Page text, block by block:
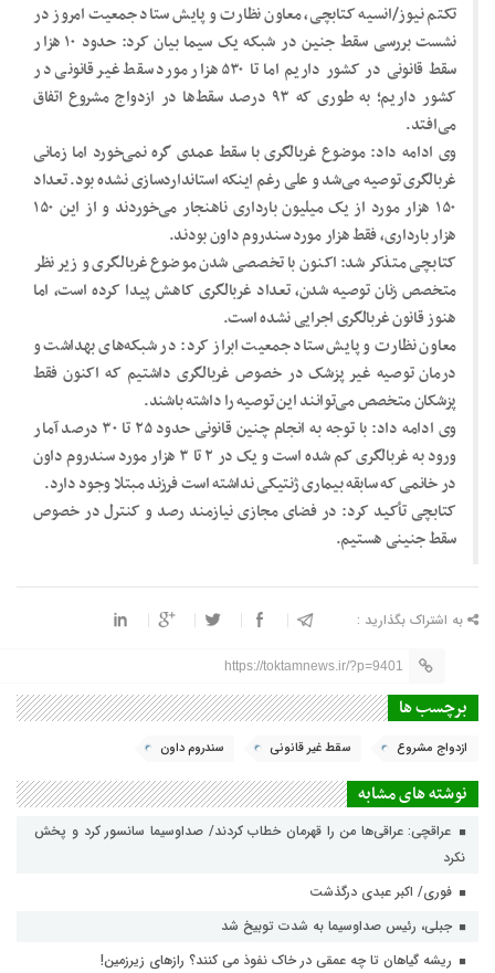
تکتم نیوز/انسیه کتابچی، معاون نظارت و پایش ستاد جمعیت امروز در
نشست بررسی سقط جنین در شبکه یک سیما بیان کرد:‌ حدود ۱۰ هزار
سقط قانونی در کشور داریم اما تا ۵۳۰ هزار مورد سقط غیر قانونی در
کشور داریم؛ به طوری که ۹۳ درصد سقط‌ها در ازدواج مشروع اتفاق
می‌افتد.
وی ادامه داد: موضوع غربالگری با سقط عمدی گره نمی‌خورد اما زمانی
غربالگری توصیه می‌شد و علی رغم اینکه استاندارد‌سازی نشده بود. تعداد
۱۵۰ هزار مورد از یک میلیون بارداری ناهنجار می‌خوردند و از این ۱۵۰
هزار بارداری، فقط هزار مورد سندروم داون بودند.
کتابچی متذکر شد: ‌اکنون با تخصصی شدن موضوع غربالگری و زیر نظر
متخصص زنان توصیه شدن، تعداد غربالگری کاهش پیدا کرده است، اما
هنوز قانون غربالگری اجرایی نشده است.
معاون نظارت و پایش ستاد جمعیت ابراز کرد: در شبکه‌های بهداشت و
درمان توصیه غیر پزشک در خصوص غربالگری داشتیم که اکنون فقط
پزشکان متخصص می‌توانند این توصیه را داشته باشند.
وی ادامه داد: با توجه به انجام چنین قانونی حدود ۲۵ تا ۳۰ درصد آمار
ورود به غربالگری کم شده است و یک در ۲ تا ۳ هزار مورد سندروم داون
در خانمی که سابقه بیماری ژنتیکی نداشته است فرزند مبتلا وجود دارد.
کتابچی تأکید کرد:‌ در فضای مجازی نیازمند رصد و کنترل در خصوص
سقط جنینی هستیم.
به اشتراک بگذارید :
https://toktamnews.ir/?p=9401
برچسب ها
ازدواج مشروع سقط غیر قانونی سندروم داون
نوشته های مشابه
عراقچی: عراقی‌ها من را قهرمان خطاب کردند/ صداوسیما سانسور کرد و پخش
نکرد
فوری/ اکبر عبدی درگذشت
جبلی، رئیس صداوسیما به شدت توبیخ شد
ریشه گیاهان تا چه عمقی در خاک نفوذ می کنند؟ رازهای زیرزمین!